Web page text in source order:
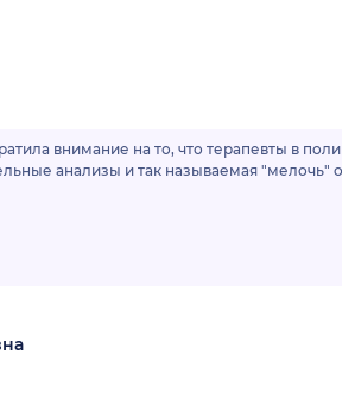
внимание на то, что терапевты в
анализы и так называемая "мелочь"